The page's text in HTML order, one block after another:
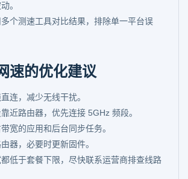
。
多个测速工具对比结果，排除单一平台误
速的优化建议
连，减少无线干扰。
近路由器，优先连接 5GHz 频段。
宽的应用和后台同步任务。
器，必要时更新固件。
低于套餐下限，尽快联系运营商排查线路